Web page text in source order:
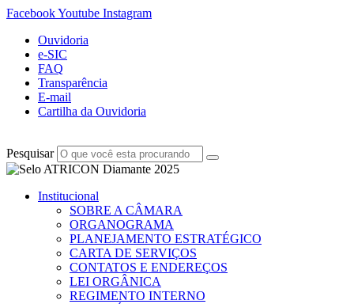
FacebookYoutube Instagram
Ouvidoria
e-SIC
FAQ
Transparência
E-mail
Cartilha da Ouvidoria
Pesquisar
Institucional
SOBRE A CÂMARA
ORGANOGRAMA
PLANEJAMENTO ESTRATÉGICO
CARTA DE SERVIÇOS
CONTATOS E ENDEREÇOS
LEI ORGÂNICA
REGIMENTO INTERNO